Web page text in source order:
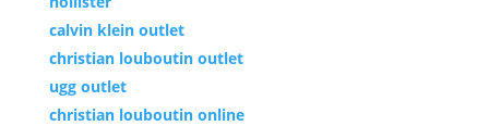
calvin klein outlet
christian louboutin outlet
ugg outlet
christian louboutin online